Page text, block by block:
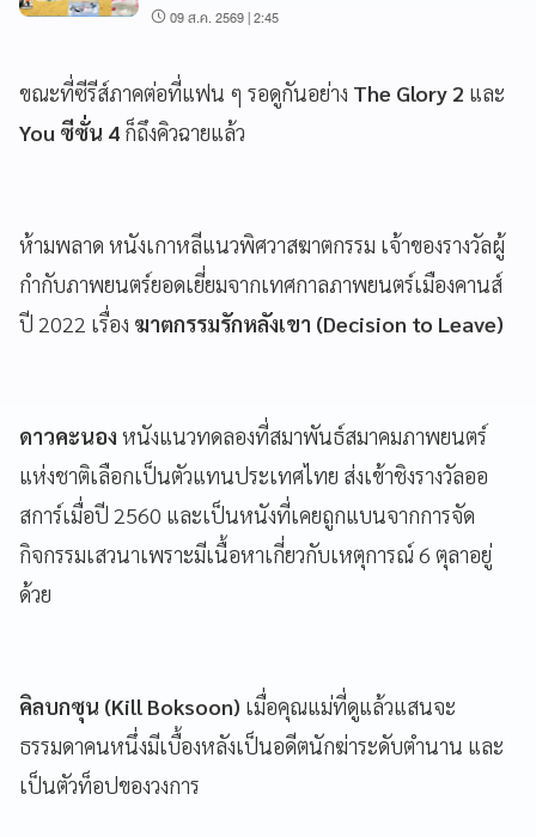
09 ส.ค. 2569 | 2:45
ขณะที่ซีรีส์ภาคต่อที่แฟน ๆ รอดูกันอย่าง The Glory 2 และ
You ซีซั่น 4 ก็ถึงคิวฉายแล้ว
ห้ามพลาด หนังเกาหลีแนวพิศวาสฆาตกรรม เจ้าของรางวัลผู้
กำกับภาพยนตร์ยอดเยี่ยมจากเทศกาลภาพยนตร์เมืองคานส์
ปี 2022 เรื่อง ฆาตกรรมรักหลังเขา (Decision to Leave)
ดาวคะนอง หนังแนวทดลองที่สมาพันธ์สมาคมภาพยนตร์
แห่งชาติเลือกเป็นตัวแทนประเทศไทย ส่งเข้าชิงรางวัลออ
สการ์เมื่อปี 2560 และเป็นหนังที่เคยถูกแบนจากการจัด
กิจกรรมเสวนาเพราะมีเนื้อหาเกี่ยวกับเหตุการณ์ 6 ตุลาอยู่
ด้วย
คิลบกซุน (Kill Boksoon) เมื่อคุณแม่ที่ดูแล้วแสนจะ
ธรรมดาคนหนึ่งมีเบื้องหลังเป็นอดีตนักฆ่าระดับตำนาน และ
เป็นตัวท็อปของวงการ